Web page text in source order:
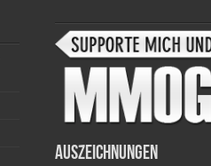
Auszeichnungen